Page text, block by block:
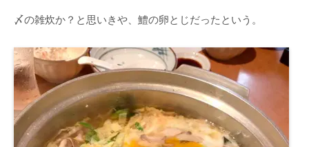
〆の雑炊か？と思いきや、鱧の卵とじだったという。